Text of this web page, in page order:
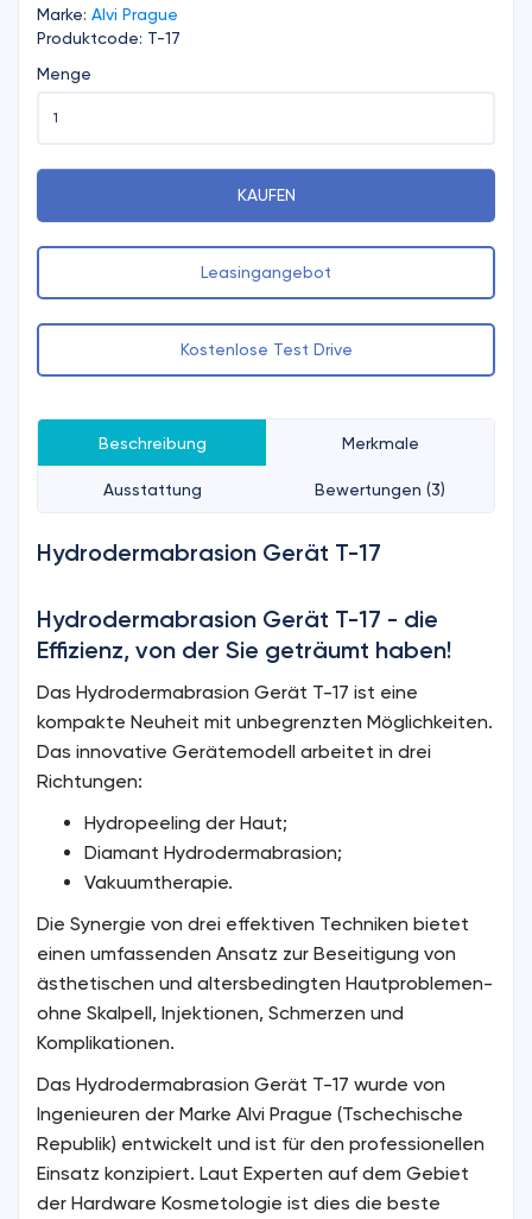
Marke: Alvi Prague
Produktcode: T-17
Menge
KAUFEN
Leasingangebot
Kostenlose Test Drive
Beschreibung Merkmale
Ausstattung Bewertungen (3)
Hydrodermabrasion Gerät T-17
Hydrodermabrasion Gerät T-17 - die
Effizienz, von der Sie geträumt haben!
Das Hydrodermabrasion Gerät T-17 ist eine
kompakte Neuheit mit unbegrenzten Möglichkeiten.
Das innovative Gerätemodell arbeitet in drei
Richtungen:
Hydropeeling der Haut;
Diamant Hydrodermabrasion;
Vakuumtherapie.
Die Synergie von drei effektiven Techniken bietet
einen umfassenden Ansatz zur Beseitigung von
ästhetischen und altersbedingten Hautproblemen-
ohne Skalpell, Injektionen, Schmerzen und
Komplikationen.
Das Hydrodermabrasion Gerät T-17 wurde von
Ingenieuren der Marke Alvi Prague (Tschechische
Republik) entwickelt und ist für den professionellen
Einsatz konzipiert. Laut Experten auf dem Gebiet
der Hardware Kosmetologie ist dies die beste